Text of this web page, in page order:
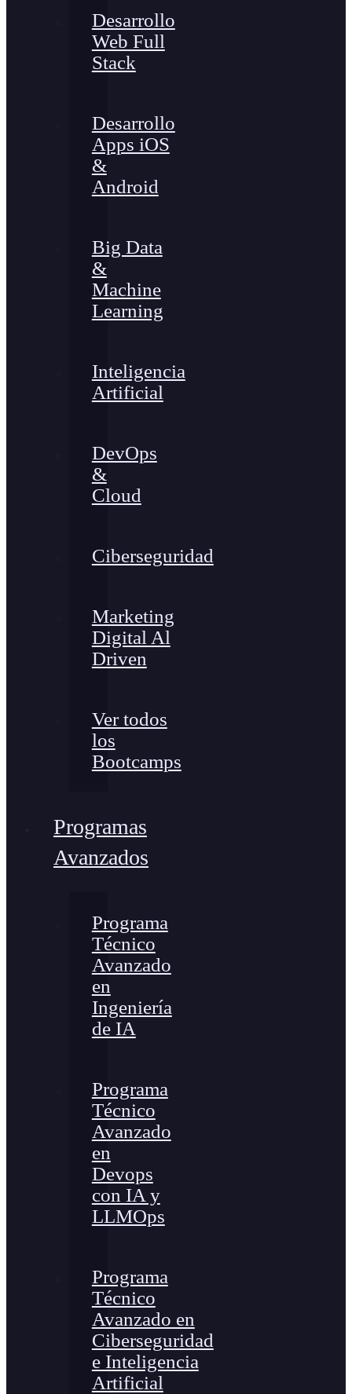
Desarrollo
Web Full
Stack
Desarrollo
Apps iOS
&
Android
Big Data
&
Machine
Learning
Inteligencia
Artificial
DevOps
&
Cloud
Ciberseguridad
Marketing
Digital Al
Driven
Ver todos
los
Bootcamps
Programas
Avanzados
Programa
Técnico
Avanzado
en
Ingeniería
de IA
Programa
Técnico
Avanzado
en
Devops
con IA y
LLMOps
Programa
Técnico
Avanzado en
Ciberseguridad
e Inteligencia
Artificial